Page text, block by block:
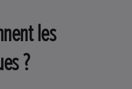
les
?